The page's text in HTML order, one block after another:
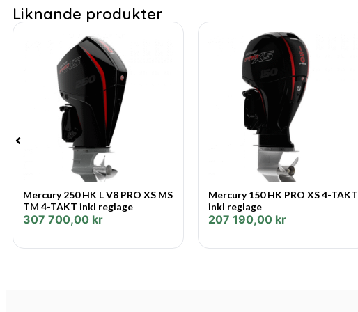
Liknande produkter
Mercury 250 HK L V8 PRO XS MS
TM 4-TAKT inkl reglage
307 700,00 kr
Mercury 150 HK PRO XS 4-TAKT
inkl reglage
207 190,00 kr